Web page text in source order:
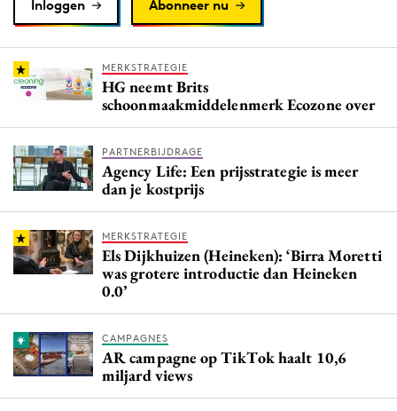
Reputatie & crisis
Inloggen Abonneer nu
MERKSTRATEGIE
HG neemt Brits
schoonmaakmiddelenmerk Ecozone over
PARTNERBIJDRAGE
Agency Life: Een prijsstrategie is meer
dan je kostprijs
MERKSTRATEGIE
Els Dijkhuizen (Heineken): ‘Birra Moretti
was grotere introductie dan Heineken
0.0’
CAMPAGNES
AR campagne op TikTok haalt 10,6
miljard views